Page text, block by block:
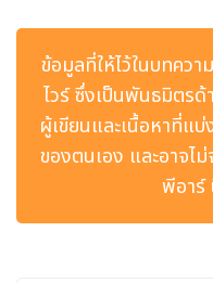
ข้อมูลที่ให้ไว้ในบทคว
ไวร์ ซึ่งเป็นพันธมิตรด้
ผู้เขียนและเนื้อหาที่แ
ของตนเอง และอาจไ
พีอาร์